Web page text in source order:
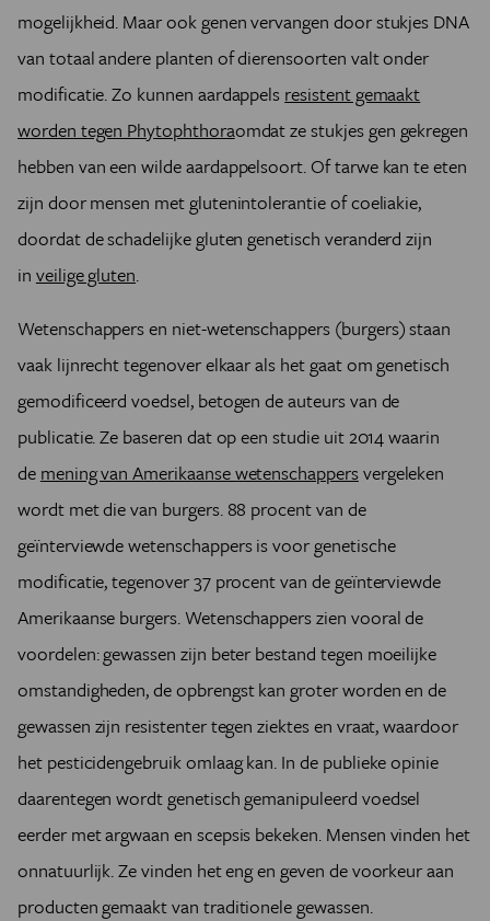
mogelijkheid. Maar ook genen vervangen door stukjes DNA
van totaal andere planten of dierensoorten valt onder
modificatie. Zo kunnen aardappels resistent gemaakt
worden tegen Phytophthoraomdat ze stukjes gen gekregen
hebben van een wilde aardappelsoort. Of tarwe kan te eten
zijn door mensen met glutenintolerantie of coeliakie,
doordat de schadelijke gluten genetisch veranderd zijn
in veilige gluten.
Wetenschappers en niet-wetenschappers (burgers) staan
vaak lijnrecht tegenover elkaar als het gaat om genetisch
gemodificeerd voedsel, betogen de auteurs van de
publicatie. Ze baseren dat op een studie uit 2014 waarin
de mening van Amerikaanse wetenschappersvergeleken
wordt met die van burgers. 88 procent van de
geïnterviewde wetenschappers is voor genetische
modificatie, tegenover 37 procent van de geïnterviewde
Amerikaanse burgers. Wetenschappers zien vooral de
voordelen: gewassen zijn beter bestand tegen moeilijke
omstandigheden, de opbrengst kan groter worden en de
gewassen zijn resistenter tegen ziektes en vraat, waardoor
het pesticidengebruik omlaag kan. In de publieke opinie
daarentegen wordt genetisch gemanipuleerd voedsel
eerder met argwaan en scepsis bekeken. Mensen vinden het
onnatuurlijk. Ze vinden het eng en geven de voorkeur aan
producten gemaakt van traditionele gewassen.